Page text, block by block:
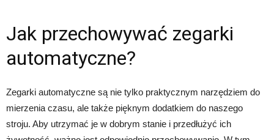
Jak przechowywać zegarki
automatyczne?
Zegarki automatyczne są nie tylko praktycznym narzędziem do
mierzenia czasu, ale także pięknym dodatkiem do naszego
stroju. Aby utrzymać je w dobrym stanie i przedłużyć ich